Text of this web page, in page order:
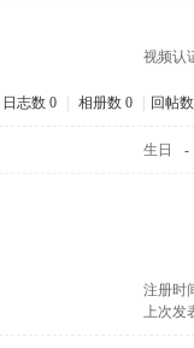
视频认
日志数 0 相册数 0 回帖
生日 -
注册时
上次发